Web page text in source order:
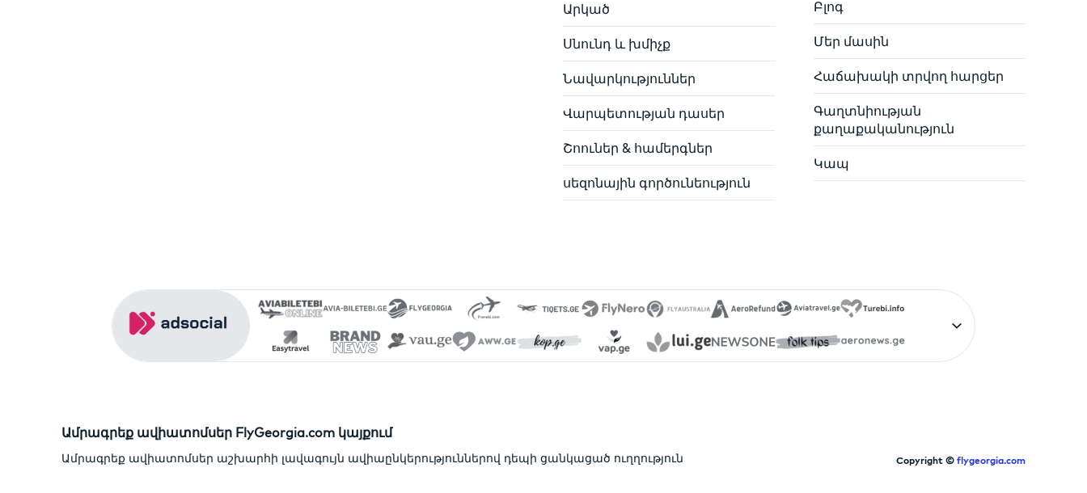
Արկած
Սնունդ և խմիչք
Նավարկություններ
Վարպետության դասեր
Շոուներ & համերգներ
սեզոնային գործունեություն
Բլոգ
Մեր մասին
Հաճախակի տրվող հարցեր
Գաղտնիության
քաղաքականություն
Կապ
Ամրագրեք ավիատոմսեր FlyGeorgia.com կայքում
Ամրագրեք ավիատոմսեր աշխարհի լավագույն ավիաընկերություններով դեպի ցանկացած ուղղություն Copyright © flygeorgia.com